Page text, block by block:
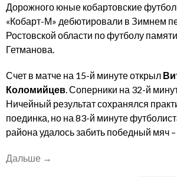
Дорожного юные кобартовские
«Кобарт-М» дебютировали в Зимнем
Ростовской области по футболу
Гетманова.
Счет в матче на 15-й минуте открыл
Коломийцев . Соперники на 32-й
Ничейный результат сохранялся
поединка, но на 83-й минуте
района удалось забить победный мяч –
Дальше
««Кобарт-
→